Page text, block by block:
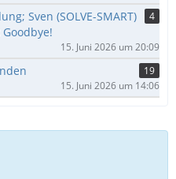
Sven (SOLVE-SMART)
4
15. Juni 2026 um 20:09
19
15. Juni 2026 um 14:06